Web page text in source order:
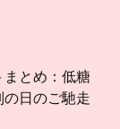
まとめ：低糖
日のご馳走